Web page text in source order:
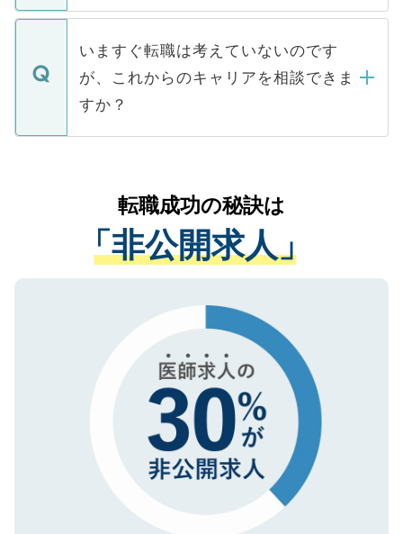
関を公にしてしまうと、応募が殺到する場
に、医療機関が求める条件に合った人材の
みを人材紹介会社に依頼するケースが増え
ています。
定を承諾する必要はありません。内定先へ
の辞退の連絡はキャリアパートナーが行い
個人情報が漏えいすることはありませんの
で、ご安心ください。当サイトからの登録
などで収集したご登録者様の個人情報は、
ご本人のキャリアアップおよび転職活動の
支援を目的に使用いたします。お預かりし
ているすべての個人データはご本人の許可
は、個人情報の取り扱いについての厳密な
管理基準を満たした事業者のみに付与され
る、プライバシーマークを取得済みです。
で、機密保持に関してもご安心ください。
いますぐ転職は考えていないのです
が、これからのキャリアを相談できま
すか？
かがいして、現在の医療機関の状況や紹介
経験をまじえながら、適切なアドバイスを
させていただきます。すぐにご転職をされ
ない方には、長期的なサポートが可能です
ので、まずはご登録ください。
転職成功の秘訣は
「非公開求人」